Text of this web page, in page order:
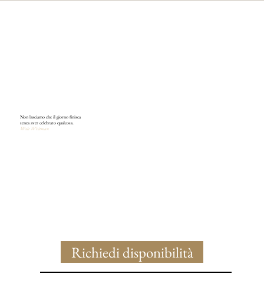
Richiedi disponibilità
Non lasciamo che il giorno finisca
senza aver celebrato qualcosa.
Walt Whitman